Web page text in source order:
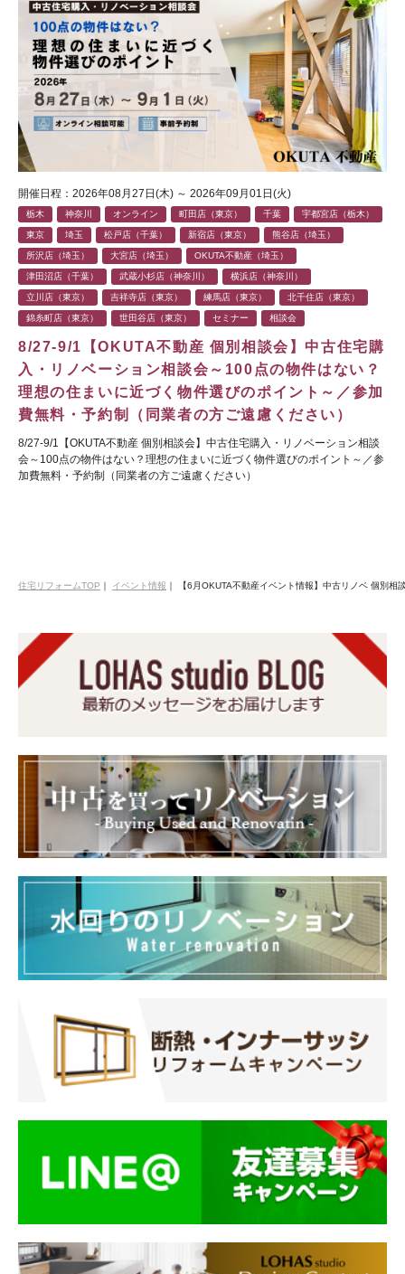
開催日程：2026年08月27日(木) ～ 2026年09月01日(火)
栃木 神奈川 オンライン 町田店（東京） 千葉 宇都宮店（栃木）
東京 埼玉 松戸店（千葉） 新宿店（東京） 熊谷店（埼玉）
所沢店（埼玉） 大宮店（埼玉） OKUTA不動産（埼玉）
津田沼店（千葉） 武蔵小杉店（神奈川） 横浜店（神奈川）
立川店（東京） 吉祥寺店（東京） 練馬店（東京） 北千住店（東京）
錦糸町店（東京） 世田谷店（東京） セミナー 相談会
8/27-9/1【OKUTA不動産 個別相談会】中古住宅購
入・リノベーション相談会～100点の物件はない？
理想の住まいに近づく物件選びのポイント～／参加
費無料・予約制（同業者の方ご遠慮ください）
8/27-9/1【OKUTA不動産 個別相談会】中古住宅購入・リノベーション相談
会～100点の物件はない？理想の住まいに近づく物件選びのポイント～／参
加費無料・予約制（同業者の方ご遠慮ください）
住宅リフォームTOP ｜ イベント情報 ｜ 【6月OKUTA不動産イベント情報】中古リノベ 個別